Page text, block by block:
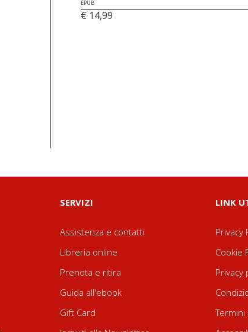
EPUB
€ 14,99
SERVIZI
Assistenza e contatti
Libreria online
Prenota e ritira
Guida all'ebook
Gift Card
LINK
Privacy
Cookie
Privacy
Termini